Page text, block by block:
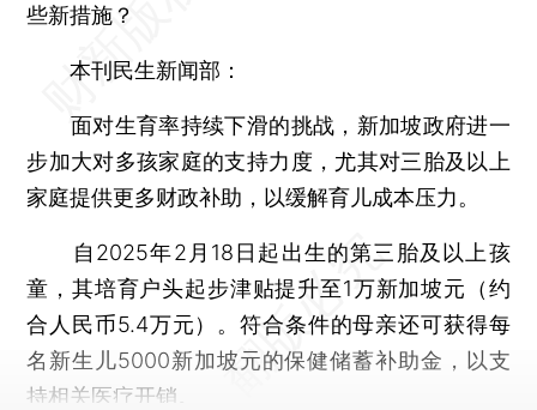
些新措施？
本刊民生新闻部：
面对生育率持续下滑的挑战，新加坡政府进一
步加大对多孩家庭的支持力度，尤其对三胎及以上
家庭提供更多财政补助，以缓解育儿成本压力。
自2025年2月18日起出生的第三胎及以上孩
童，其培育户头起步津贴提升至1万新加坡元（约
合人民币5.4万元）。符合条件的母亲还可获得每
名新生儿5000新加坡元的保健储蓄补助金，以支
持相关医疗开销。